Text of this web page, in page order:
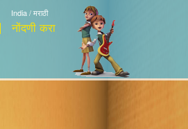
India / मराठी
नोंदणी करा